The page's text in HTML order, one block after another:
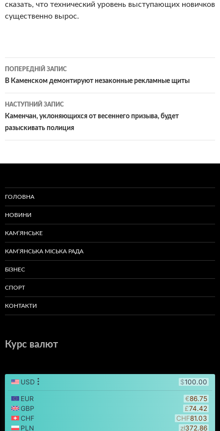
сказать, что технический уровень выступающих новичков
существенно вырос.
Навігація
по
записам
ПОПЕРЕДНІЙ ЗАПИС
В Каменском демонтируют незаконные рекламные щиты
НАСТУПНИЙ ЗАПИС
Каменчан, уклоняющихся от весеннего призыва, будет
разыскивать полиция
ГОЛОВНА
НОВИНИ
КАМ’ЯНСЬКЕ
КАМ’ЯНСЬКА МІСЬКА РАДА
БІЗНЕС
СПОРТ
КОНТАКТИ
Курс валют